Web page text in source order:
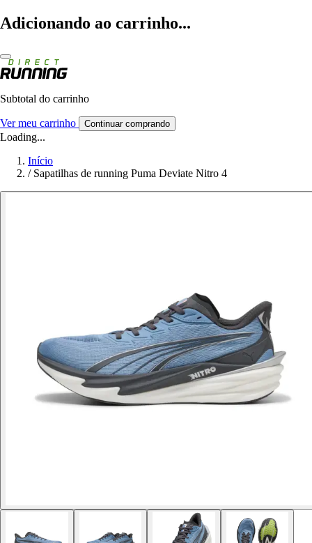
Adicionando ao carrinho...
Subtotal do carrinho
Ver meu carrinho Continuar comprando
Loading...
Início
/ Sapatilhas de running Puma Deviate Nitro 4